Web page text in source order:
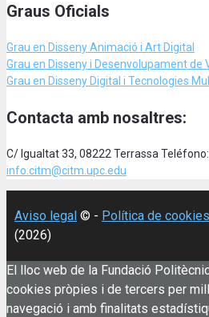
Graus Oficials
Grau en Disseny Animació i Art Digital
Grau en Disseny i Desenvolupament de
Grau en Disseny Digital i Tecnologies
Contacta amb nosaltres:
C/ Igualtat 33, 08222 Terrassa
info.citm@citm.upc.edu
Aviso legal © - Política de cookies
(2026)
El lloc web de la Fundació
cookies pròpies i de tercers per
navegació i amb finalitats